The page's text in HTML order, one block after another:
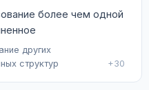
более чем одной
других
структур
+30